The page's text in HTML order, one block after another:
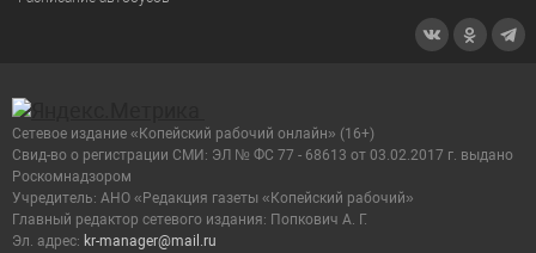
Сетевое издание «Копейский рабочий онлайн» (16+)
Cвид-во о регистрации СМИ: ЭЛ № ФС 77 - 68613 от 03.02.2017 г. выдано
Роскомнадзором
Учредитель: АНО «Редакция газеты «Копейский рабочий»
Главный редактор сетевого издания: Попкович А. Г.
Эл. адрес: kr-manager@mail.ru